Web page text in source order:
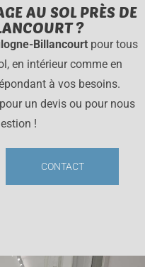
AU SOL PRÈS DE
?
Billancourt pour tous
en intérieur comme en
à vos besoins.
un devis ou pour nous
!
CONTACT